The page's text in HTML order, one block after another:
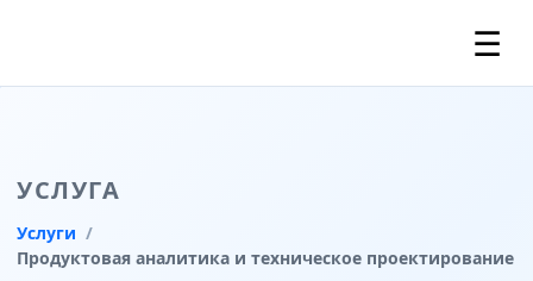
☰
УСЛУГА
Услуги
Продуктовая аналитика и техническое проектирование